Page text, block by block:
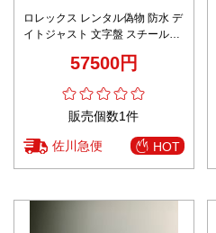
ロレックス レンタル偽物 防水 デ
イトジャスト 文字盤 スチールバ
57500円
販売個数1件
佐川急便 HOT